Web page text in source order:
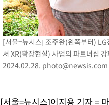
[서울=뉴시스] 조주완(왼쪽부터)
서 XR(확장현실) 사업의 파트너십
2024.02.28. photo@newsis.com
[서울=뉴시스]이지용 기자 =